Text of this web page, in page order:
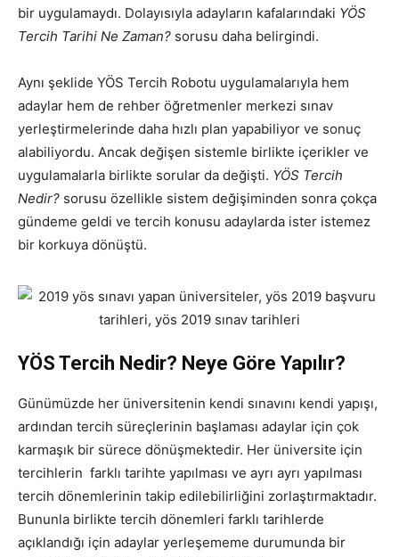
bir uygulamaydı. Dolayısıyla adayların kafalarındaki YÖS
Tercih Tarihi Ne Zaman? sorusu daha belirgindi.
Aynı şeklide YÖS Tercih Robotu uygulamalarıyla hem
adaylar hem de rehber öğretmenler merkezi sınav
yerleştirmelerinde daha hızlı plan yapabiliyor ve sonuç
alabiliyordu. Ancak değişen sistemle birlikte içerikler ve
uygulamalarla birlikte sorular da değişti. YÖS Tercih
Nedir? sorusu özellikle sistem değişiminden sonra çokça
gündeme geldi ve tercih konusu adaylarda ister istemez
bir korkuya dönüştü.
YÖS Tercih Nedir? Neye Göre Yapılır?
Günümüzde her üniversitenin kendi sınavını kendi yapışı,
ardından tercih süreçlerinin başlaması adaylar için çok
karmaşık bir sürece dönüşmektedir. Her üniversite için
tercihlerin farklı tarihte yapılması ve ayrı ayrı yapılması
tercih dönemlerinin takip edilebilirliğini zorlaştırmaktadır.
Bununla birlikte tercih dönemleri farklı tarihlerde
açıklandığı için adaylar yerleşememe durumunda bir